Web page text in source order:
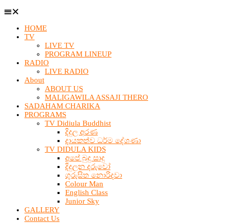
HOME
TV
LIVE TV
PROGRAM LINEUP
RADIO
LIVE RADIO
About
ABOUT US
MALIGAWILA ASSAJI THERO
SADAHAM CHARIKA
PROGRAMS
TV Didiula Buddhist
දිදුල අරණ
දායකත්ව ධර්ම දේශණා
TV DIDULA KIDS
අපේ බුදු සාදු
දිදුලන දරුවෝ
ගුරුසිත නොරිදවා
Colour Man
English Class
Junior Sky
GALLERY
Contact Us